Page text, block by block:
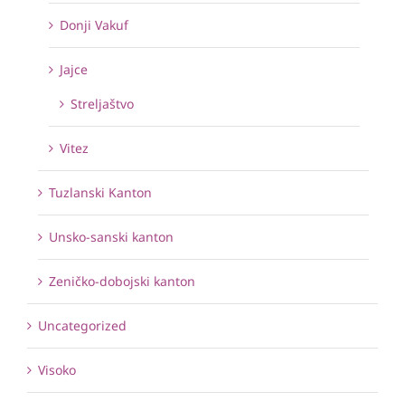
Donji Vakuf
Jajce
Streljaštvo
Vitez
Tuzlanski Kanton
Unsko-sanski kanton
Zeničko-dobojski kanton
Uncategorized
Visoko